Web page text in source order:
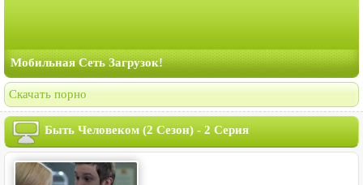
Мобильная Сеть Загрузок!
Скачать порно
Быть Человеком (2 Сезон) - 2 Серия